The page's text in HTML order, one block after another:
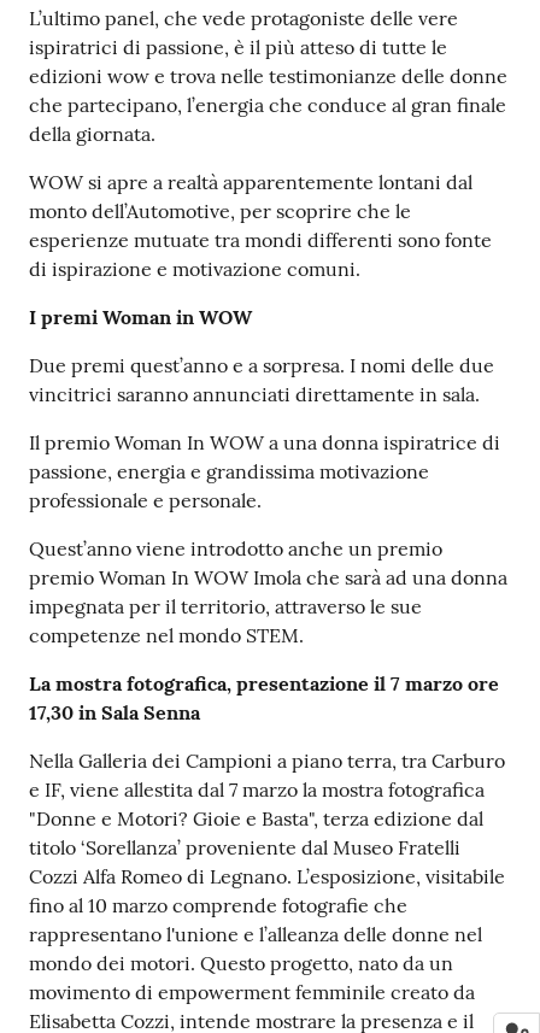
L’ultimo panel, che vede protagoniste delle vere
ispiratrici di passione, è il più atteso di tutte le
edizioni wow e trova nelle testimonianze delle donne
che partecipano, l’energia che conduce al gran finale
della giornata.
WOW si apre a realtà apparentemente lontani dal
monto dell’Automotive, per scoprire che le
esperienze mutuate tra mondi differenti sono fonte
di ispirazione e motivazione comuni.
I premi Woman in WOW
Due premi quest’anno e a sorpresa. I nomi delle due
vincitrici saranno annunciati direttamente in sala.
Il premio Woman In WOW a una donna ispiratrice di
passione, energia e grandissima motivazione
professionale e personale.
Quest’anno viene introdotto anche un premio
premio Woman In WOW Imola che sarà ad una donna
impegnata per il territorio, attraverso le sue
competenze nel mondo STEM.
La mostra fotografica, presentazione il 7 marzo ore
17,30 in Sala Senna
Nella Galleria dei Campioni a piano terra, tra Carburo
e IF, viene allestita dal 7 marzo la mostra fotografica
"Donne e Motori? Gioie e Basta", terza edizione dal
titolo ‘Sorellanza’ proveniente dal Museo Fratelli
Cozzi Alfa Romeo di Legnano. L’esposizione, visitabile
fino al 10 marzo comprende fotografie che
rappresentano l'unione e l’alleanza delle donne nel
mondo dei motori. Questo progetto, nato da un
movimento di empowerment femminile creato da
Elisabetta Cozzi, intende mostrare la presenza e il